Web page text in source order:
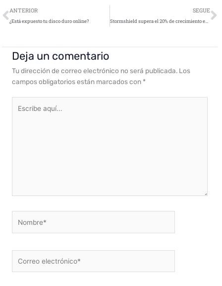
Ant
ANTERIOR
¿Está expuesto tu disco duro online?
SEGUE
Stormshield supera el 20% de crecimiento en 2018 y reafirma su posición como líder en ciberseguridad
Deja un comentario
Tu dirección de correo electrónico no será publicada. Los
campos obligatorios están marcados con *
aquí...
electrónico*